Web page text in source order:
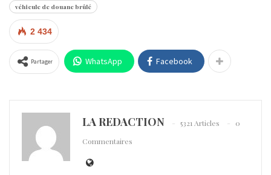
véhicule de douane brûlé
2 434
Partager WhatsApp Facebook
LA REDACTION 5321 Articles
0
Commentaires